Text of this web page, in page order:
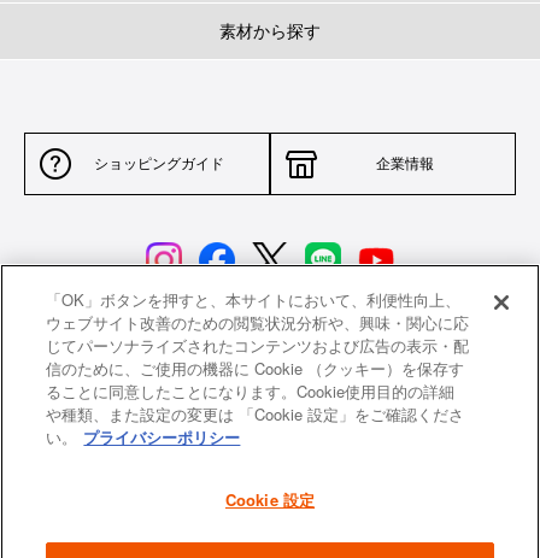
素材から探す
ショッピングガイド 企業情報
サイトポリシー 特定商取引法に基づく表示
並行輸入品について 個人情報保護方針
返品について
よくあるご質問 お問い合わせ
「OK」ボタンを押すと、本サイトにおいて、利便性向上、
ウェブサイト改善のための閲覧状況分析や、興味・関心に応
じてパーソナライズされたコンテンツおよび広告の表示・配
信のために、ご使用の機器に Cookie （クッキー）を保存す
ることに同意したことになります。Cookie使用目的の詳細
や種類、また設定の変更は 「Cookie 設定」をご確認くださ
い。
プライバシーポリシー
Cookie 設定